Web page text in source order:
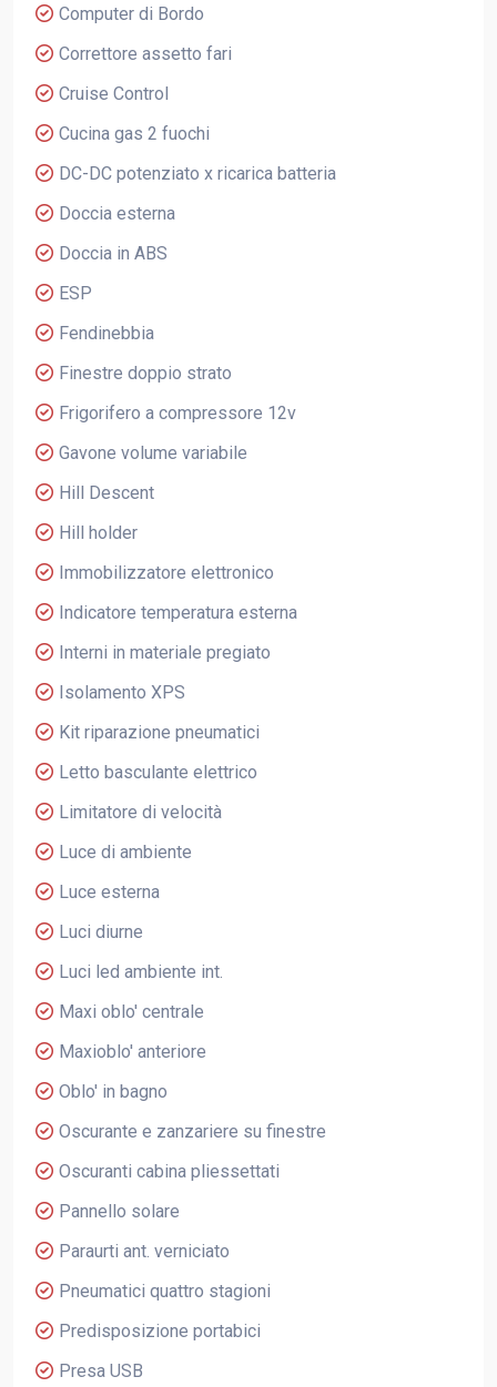
Computer di Bordo
Correttore assetto fari
Cruise Control
Cucina gas 2 fuochi
DC-DC potenziato x ricarica batteria
Doccia esterna
Doccia in ABS
ESP
Fendinebbia
Finestre doppio strato
Frigorifero a compressore 12v
Gavone volume variabile
Hill Descent
Hill holder
Immobilizzatore elettronico
Indicatore temperatura esterna
Interni in materiale pregiato
Isolamento XPS
Kit riparazione pneumatici
Letto basculante elettrico
Limitatore di velocità
Luce di ambiente
Luce esterna
Luci diurne
Luci led ambiente int.
Maxi oblo' centrale
Maxioblo' anteriore
Oblo' in bagno
Oscurante e zanzariere su finestre
Oscuranti cabina pliessettati
Pannello solare
Paraurti ant. verniciato
Pneumatici quattro stagioni
Predisposizione portabici
Presa USB